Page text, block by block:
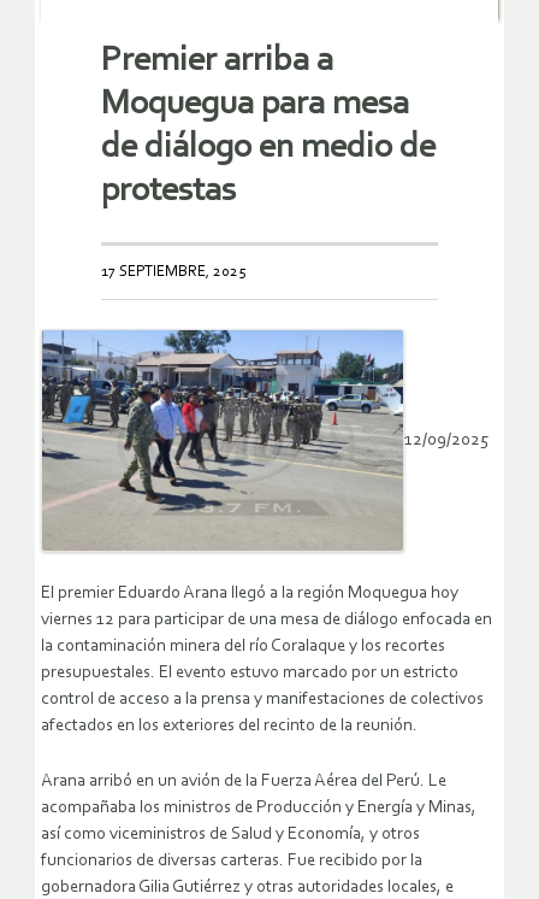
Premier arriba a
Moquegua para mesa
de diálogo en medio de
protestas
17 SEPTIEMBRE, 2025
12/09/2025
El premier Eduardo Arana llegó a la región Moquegua hoy
viernes 12 para participar de una mesa de diálogo enfocada en
la contaminación minera del río Coralaque y los recortes
presupuestales. El evento estuvo marcado por un estricto
control de acceso a la prensa y manifestaciones de colectivos
afectados en los exteriores del recinto de la reunión.
Arana arribó en un avión de la Fuerza Aérea del Perú. Le
acompañaba los ministros de Producción y Energía y Minas,
así como viceministros de Salud y Economía, y otros
funcionarios de diversas carteras. Fue recibido por la
gobernadora Gilia Gutiérrez y otras autoridades locales, e